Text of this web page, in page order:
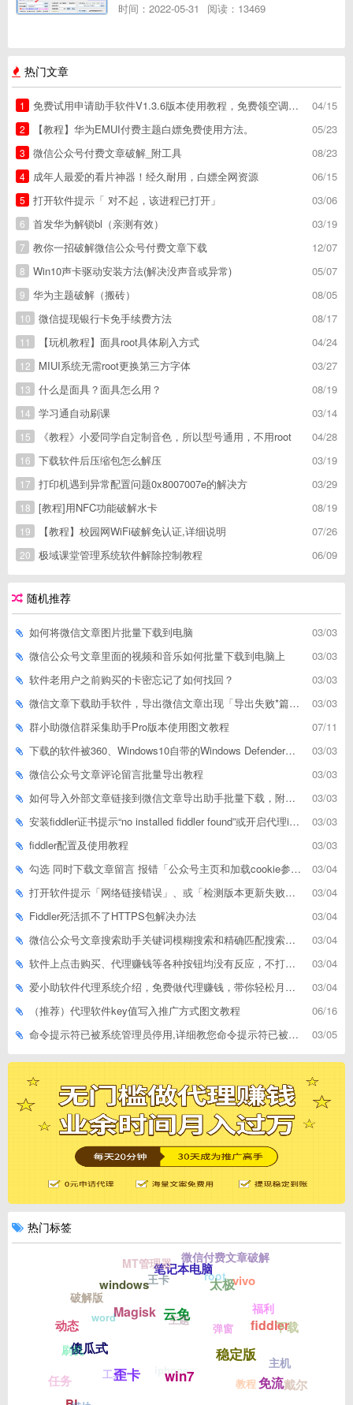
时间：2022-05-31
阅读：13469
热门文章
04/15
1
免费试用申请助手软件V1.3.6版本使用教程，免费领空调冰箱，附下载地址
05/23
2
【教程】华为EMUI付费主题白嫖免费使用方法。
08/23
3
微信公众号付费文章破解_附工具
06/15
4
成年人最爱的看片神器！经久耐用，白嫖全网资源
03/06
5
打开软件提示「 对不起，该进程已打开」
03/19
6
首发华为解锁bl（亲测有效）
12/07
7
教你一招破解微信公众号付费文章下载
05/07
8
Win10声卡驱动安装方法(解决没声音或异常)
08/05
9
华为主题破解（搬砖）
08/17
10
微信提现银行卡免手续费方法
04/24
11
【玩机教程】面具root具体刷入方式
03/27
12
MIUI系统无需root更换第三方字体
08/19
13
什么是面具？面具怎么用？
03/14
14
学习通自动刷课
04/28
15
《教程》小爱同学自定制音色，所以型号通用，不用root
03/19
16
下载软件后压缩包怎么解压
03/29
17
打印机遇到异常配置问题0x8007007e的解决方
08/19
18
[教程]用NFC功能破解水卡
07/26
19
【教程】校园网WiFi破解免认证,详细说明
06/09
20 极域课堂管理系统软件解除控制教程
随机推荐
03/03
如何将微信文章图片批量下载到电脑
03/03
微信公众号文章里面的视频和音乐如何批量下载到电脑上
03/03
软件老用户之前购买的卡密忘记了如何找回？
03/03
微信文章下载助手软件，导出微信文章出现「导出失败*篇」如何解决
07/11
群小助微信群采集助手Pro版本使用图文教程
03/03
下载的软件被360、Windows10自带的Windows Defender、腾讯管家等杀毒软件误删了怎么解决
03/03
微信公众号文章评论留言批量导出教程
03/03
如何导入外部文章链接到微信文章导出助手批量下载，附上3种方式
03/03
安装fiddler证书提示“no installed fiddler found”或开启代理ip失败
03/03
fiddler配置及使用教程
03/04
勾选 同时下载文章留言 报错「公众号主页和加载cookie参数不能为空」
03/04
打开软件提示「网络链接错误」、或「检测版本更新失败」等网络问题解决方案
03/04
Fiddler死活抓不了HTTPS包解决办法
03/04
微信公众号文章搜索助手关键词模糊搜索和精确匹配搜索的区别
03/04
软件上点击购买、代理赚钱等各种按钮均没有反应，不打开相应网址怎么解决
03/04
爱小助软件代理系统介绍，免费做代理赚钱，带你轻松月收入过万
06/16
（推荐）代理软件key值写入推广方式图文教程
03/05
命令提示符已被系统管理员停用,详细教您命令提示符已被系统管理员停用怎么办
热门标签
win7
歪卡
稳定版
云免
Magisk
傻瓜式
免流
fiddler
太极
笔记本电脑
windows
动态
任务 戴尔
下载
vivo
微信付费文章破解
MT管理器
破解版
刷机
主机
福利
root
王卡
word
工具
教程
弹窗
主题
iphone